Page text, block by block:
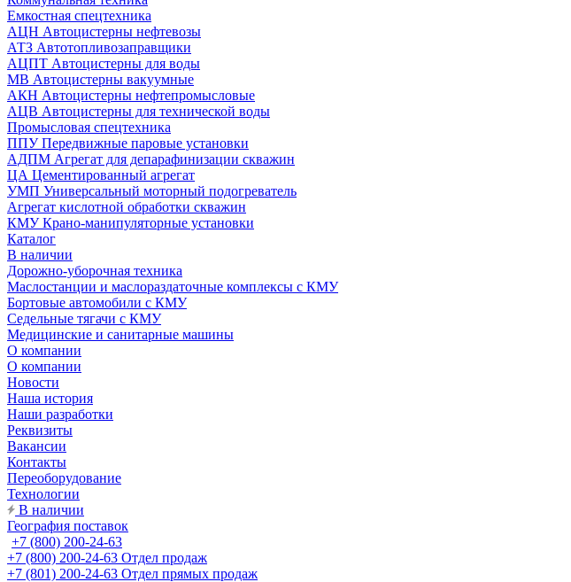
Емкостная спецтехника
АЦН Автоцистерны нефтевозы
АТЗ Автотопливозаправщики
АЦПТ Автоцистерны для воды
МВ Автоцистерны вакуумные
АКН Автоцистерны нефтепромысловые
АЦВ Автоцистерны для технической воды
Промысловая спецтехника
ППУ Передвижные паровые установки
АДПМ Агрегат для депарафинизации скважин
ЦА Цементированный агрегат
УМП Универсальный моторный подогреватель
Агрегат кислотной обработки скважин
КМУ Крано-манипуляторные установки
Каталог
В наличии
Дорожно-уборочная техника
Маслостанции и маслораздаточные комплексы с КМУ
Бортовые автомобили с КМУ
Седельные тягачи с КМУ
Медицинские и санитарные машины
О компании
О компании
Новости
Наша история
Наши разработки
Реквизиты
Вакансии
Контакты
Переоборудование
Технологии
В наличии
География поставок
+7 (800) 200-24-63
+7 (800) 200-24-63 Отдел продаж
+7 (801) 200-24-63 Отдел прямых продаж